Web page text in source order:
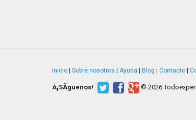
Inicio | Sobre nosotros | Ayuda | Blog | Contacto |
Â¡SÃ­guenos! © 2026